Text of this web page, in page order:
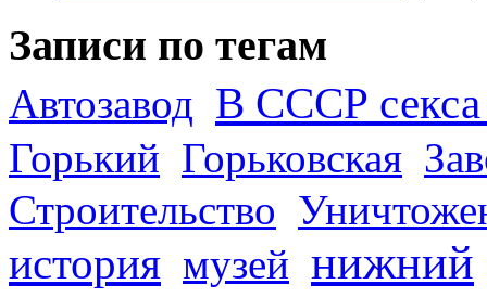
Записи по тегам
Автозавод В СССР секса
Горький Горьковская
Строительство
история музей нижний